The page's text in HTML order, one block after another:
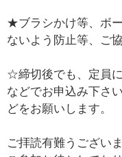
★ブラシかけ等、ボ
ないよう防止等、ご
☆締切後でも、定員
などでお申込み下さ
どをお願いします。
ご拝読有難うございま